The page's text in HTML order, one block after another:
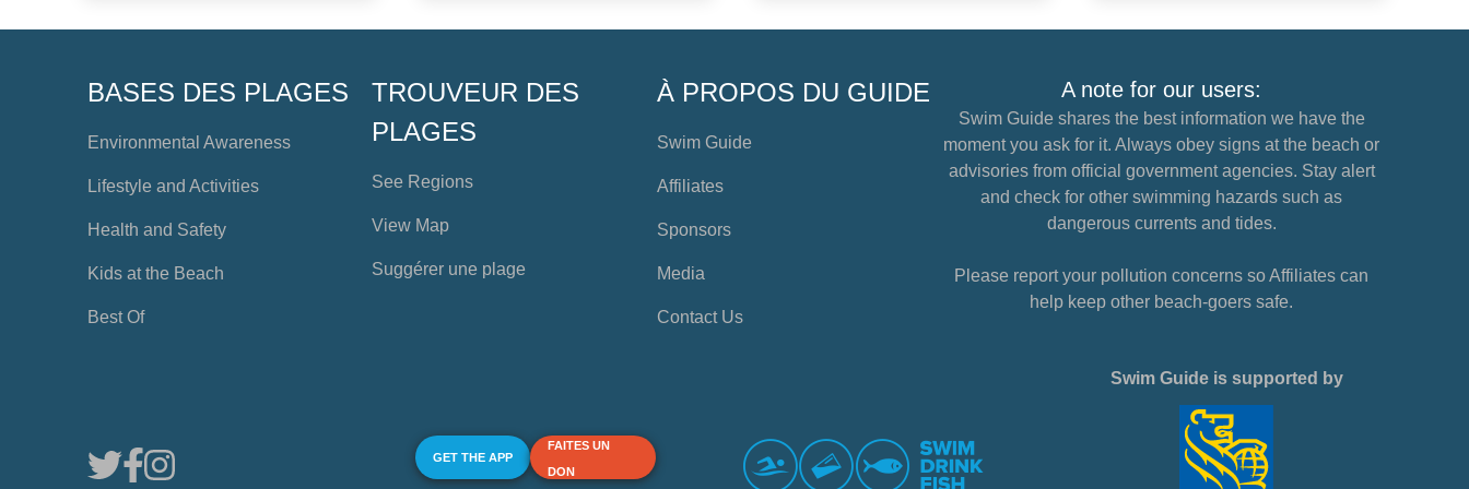
BASES DES PLAGES
Environmental Awareness
Lifestyle and Activities
Health and Safety
Kids at the Beach
Best Of
TROUVEUR DES
PLAGES
See Regions
View Map
Suggérer une plage
À PROPOS DU GUIDE
Swim Guide
Affiliates
Sponsors
Media
Contact Us
A note for our users:
Swim Guide shares the best information we have the
moment you ask for it. Always obey signs at the beach or
advisories from official government agencies. Stay alert
and check for other swimming hazards such as
dangerous currents and tides.
Please report your pollution concerns so Affiliates can
help keep other beach-goers safe.
GET THE APP
FAITES UN
DON
Swim Guide is supported by